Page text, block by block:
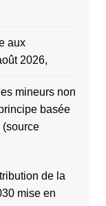
aux
2026,
mineurs non
basée
(source
de la
mise en